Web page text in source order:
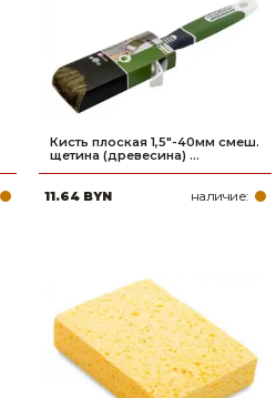
Кисть плоская 1,5"-40мм смеш.
щетина (древесина) ...
11.64 BYN наличие: